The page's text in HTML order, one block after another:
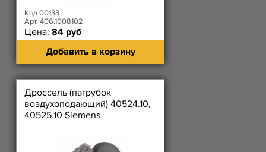
Код 00133
Арт. 406.1008102
Цена: 84 руб
Добавить в корзину
Дроссель (патрубок
воздухоподающий) 40524.10,
40525.10 Siemens
(A2C33099600/A2C380500900)